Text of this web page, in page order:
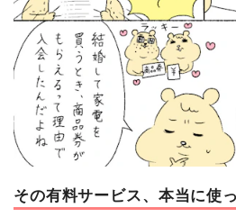
その有料サービス、本当に使